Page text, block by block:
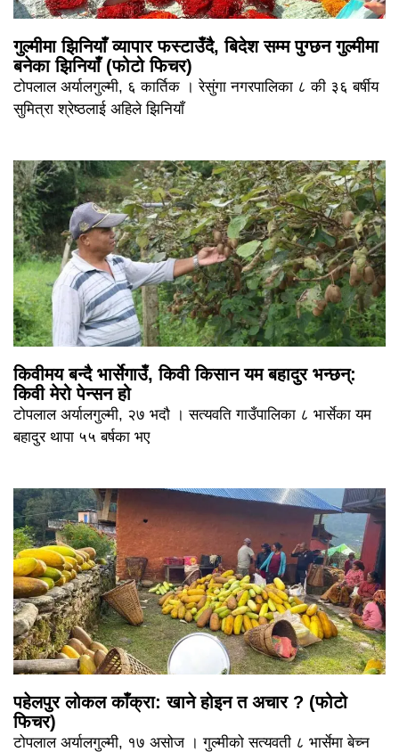
गुल्मीमा झिनियाँ व्यापार फस्टाउँदै, बिदेश सम्म पुग्छन गुल्मीमा
बनेका झिनियाँ (फोटो फिचर)
टोपलाल अर्यालगुल्मी, ६ कार्तिक । रेसुंगा नगरपालिका ८ की ३६ बर्षीय
सुमित्रा श्रेष्ठलाई अहिले झिनियाँ
किवीमय बन्दै भार्सेगाउँ, किवी किसान यम बहादुर भन्छन्:
किवी मेरो पेन्सन हो
टोपलाल अर्यालगुल्मी, २७ भदौ । सत्यवति गाउँपालिका ८ भार्सेका यम
बहादुर थापा ५५ बर्षका भए
पहेलपुर लोकल काँक्रा: खाने होइन त अचार ? (फोटो
फिचर)
टोपलाल अर्यालगुल्मी, १७ असोज । गुल्मीको सत्यवती ८ भार्सेमा बेच्न